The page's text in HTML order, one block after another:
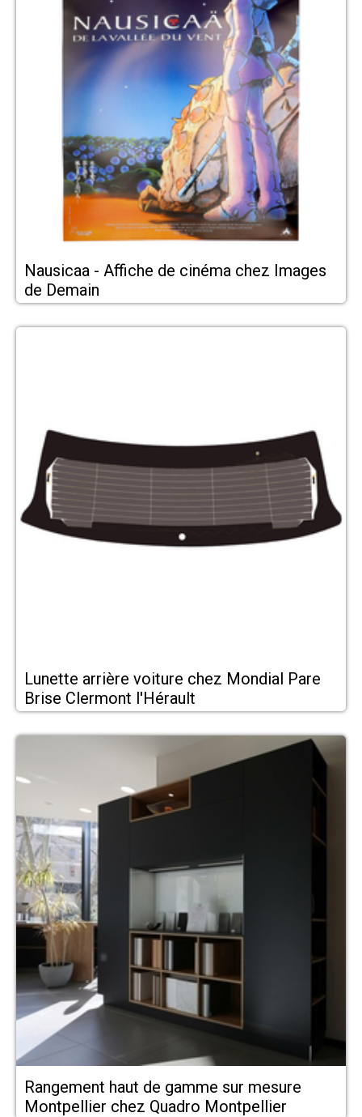
Nausicaa - Affiche de cinéma chez Images
de Demain
Lunette arrière voiture chez Mondial Pare
Brise Clermont l'Hérault
Rangement haut de gamme sur mesure
Montpellier chez Quadro Montpellier